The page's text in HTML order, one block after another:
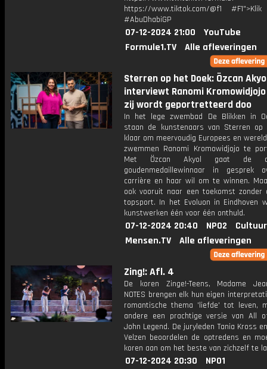
https://www.tiktok.com/@f1
#AbuDhabiGP
07-12-2024 21:00
YouTube
Formule1.TV
Alle afleveringen
Sterren op het Doek: Özcan
interviewt Ranomi
zij wordt geportretteerd doo
In het lege zwembad De Blikken in
staan de kunstenaars van Sterren op
klaar om meervoudig Europees en
zwemmen Ranomi Kromowidjojo te
Met Özcan Akyol gaat de
goudenmedaillewinnaar in gesprek
carrière en haar wil om te winnen.
ook vooruit naar een toekomst zonder
topsport. In het Evoluon in Eindhoven
kunstwerken één voor één onthuld.
07-12-2024 20:40 NPO2
Mensen.TV
Alle afleveringen
Zing!: Afl. 4
De koren Zinge!-Teens, Madame
NOTES brengen elk hun eigen
romantische thema 'liefde' tot leven,
andere een prachtige versie van All
John Legend. De juryleden Tania Kross
Velzen beoordelen de optredens en
koren aan om het beste van zichzelf te
07-12-2024 20:30
NPO1